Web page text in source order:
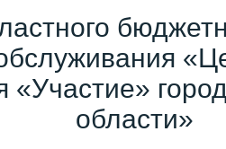
«Участие»
области»